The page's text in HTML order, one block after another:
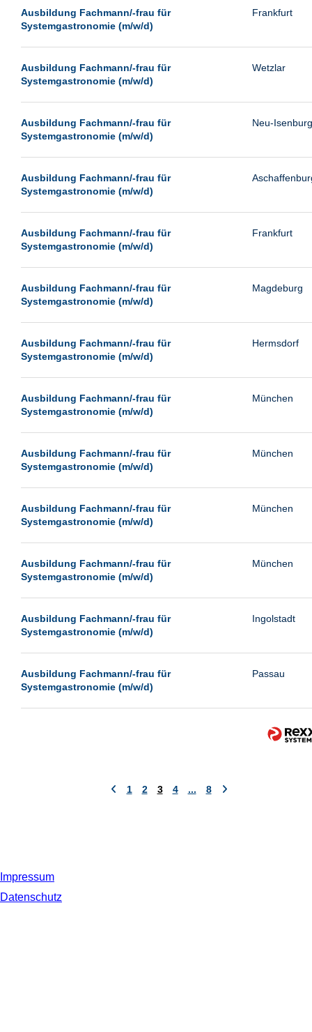
Neumünster
Neunkirchen
Paderborn
Passau
Pforzheim
Schwerin
Siegburg
Siegen
Viernheim
Weimar
Wetzlar
Wust/Brandenburg
Ausbildung Fachmann/-frau für
Systemgastronomie (m/w/d)
Frankfurt
Ausbildung Fachmann/-frau für
Systemgastronomie (m/w/d)
Wetzlar
Ausbildung Fachmann/-frau für
Systemgastronomie (m/w/d)
Neu-Isenburg
Ausbildung Fachmann/-frau für
Systemgastronomie (m/w/d)
Ausbildung Fachmann/-frau für
Systemgastronomie (m/w/d)
Frankfurt
Ausbildung Fachmann/-frau für
Systemgastronomie (m/w/d)
Magdeburg
Ausbildung Fachmann/-frau für
Systemgastronomie (m/w/d)
Hermsdorf
Ausbildung Fachmann/-frau für
Systemgastronomie (m/w/d)
München
Ausbildung Fachmann/-frau für
Systemgastronomie (m/w/d)
München
Ausbildung Fachmann/-frau für
Systemgastronomie (m/w/d)
München
Ausbildung Fachmann/-frau für
Systemgastronomie (m/w/d)
München
Ausbildung Fachmann/-frau für
Systemgastronomie (m/w/d)
Ingolstadt
Ausbildung Fachmann/-frau für
Systemgastronomie (m/w/d)
Passau
1 2 3 4 ... 8
Impressum
Datenschutz